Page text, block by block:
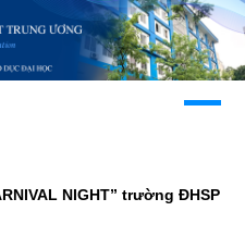
NIGHT” trường ĐHSP